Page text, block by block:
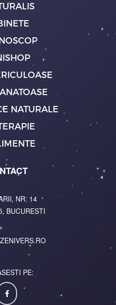
NATURALE
NR. 14
BUCURESTI
PE: